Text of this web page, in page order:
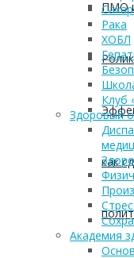
ПМО
как
Рака
ХОБЛ
Клуб
Здоровый
Академия